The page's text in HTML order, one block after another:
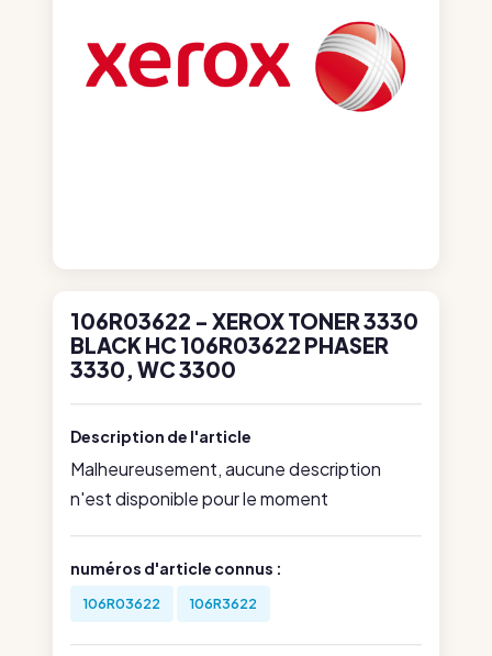
106R03622 - XEROX TONER 3330
BLACK HC 106R03622 PHASER
3330, WC 3300
Description de l'article
Malheureusement, aucune description
n'est disponible pour le moment
numéros d'article connus :
106R03622 106R3622